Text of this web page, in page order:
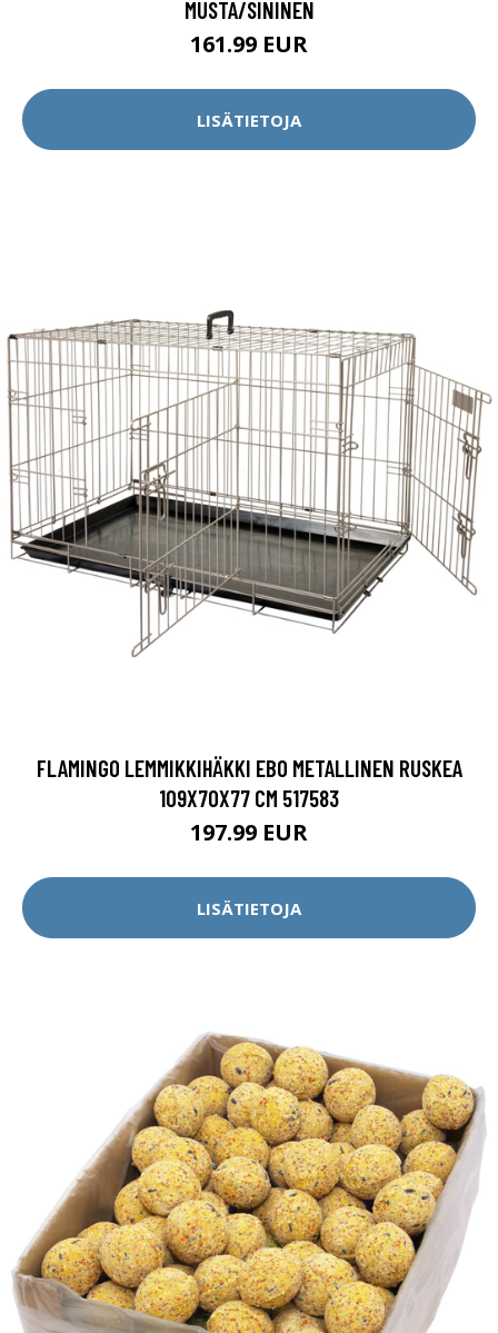
MUSTA/SININEN
161.99 EUR
LISÄTIETOJA
FLAMINGO LEMMIKKIHÄKKI EBO METALLINEN RUSKEA
109X70X77 CM 517583
197.99 EUR
LISÄTIETOJA